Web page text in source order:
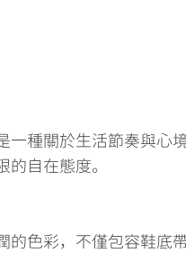
種關於生活節奏與心
自在態度。
色彩，不僅包容鞋底